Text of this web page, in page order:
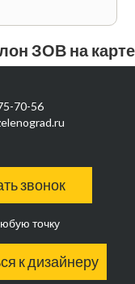
ЗОВ на карте
70-56
звонок
точку
к дизайнеру